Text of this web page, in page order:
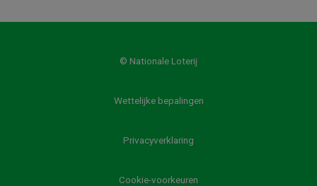
© Nationale Loterij
Wettelijke bepalingen
Privacyverklaring
Cookie-voorkeuren